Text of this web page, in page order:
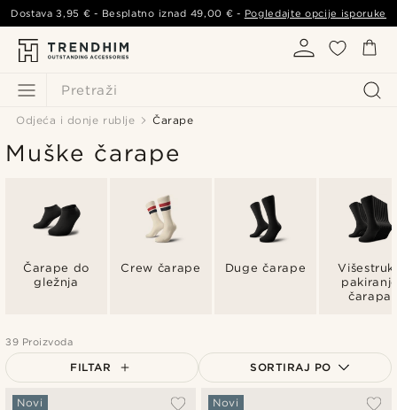
Pretraži
Dostava3,95 € - Besplatno iznad 49,00 € - Pogledajte opcije isporuke
Odjeća i donje rublje Čarape
Muške čarape
Čarape do
gležnja
Crew čarape Duge čarape
čarapa
39 Proizvoda
FILTAR SORTIRAJ PO
Najpopularnije
Novi Novi